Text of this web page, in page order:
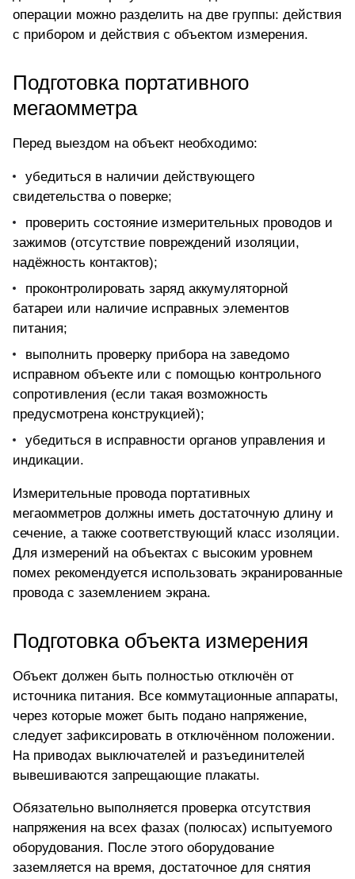
операции можно разделить на две группы: действия
с прибором и действия с объектом измерения.
Подготовка портативного
мегаомметра
Перед выездом на объект необходимо:
убедиться в наличии действующего
свидетельства о поверке;
проверить состояние измерительных проводов и
зажимов (отсутствие повреждений изоляции,
надёжность контактов);
проконтролировать заряд аккумуляторной
батареи или наличие исправных элементов
питания;
выполнить проверку прибора на заведомо
исправном объекте или с помощью контрольного
сопротивления (если такая возможность
предусмотрена конструкцией);
убедиться в исправности органов управления и
индикации.
Измерительные провода портативных
мегаомметров должны иметь достаточную длину и
сечение, а также соответствующий класс изоляции.
Для измерений на объектах с высоким уровнем
помех рекомендуется использовать экранированные
провода с заземлением экрана.
Подготовка объекта измерения
Объект должен быть полностью отключён от
источника питания. Все коммутационные аппараты,
через которые может быть подано напряжение,
следует зафиксировать в отключённом положении.
На приводах выключателей и разъединителей
вывешиваются запрещающие плакаты.
Обязательно выполняется проверка отсутствия
напряжения на всех фазах (полюсах) испытуемого
оборудования. После этого оборудование
заземляется на время, достаточное для снятия